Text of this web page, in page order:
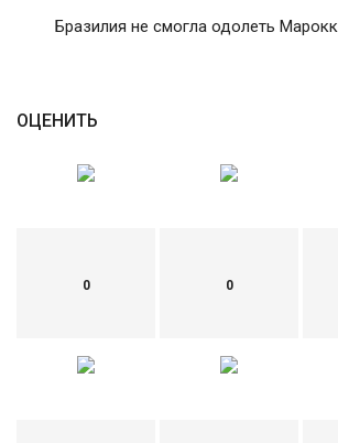
Бразилия не смогла одолеть
ОЦЕНИТЬ
0 0